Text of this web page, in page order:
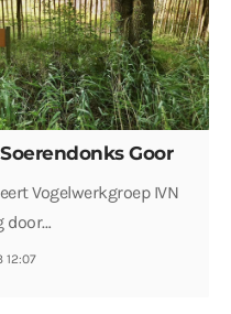
Goor
Vogelwerkgroep IVN
door…
12:07